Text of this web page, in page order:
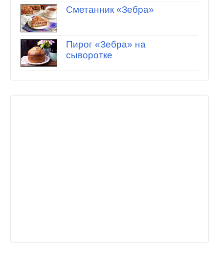
Сметанник «Зебра»
Пирог «Зебра» на
сыворотке